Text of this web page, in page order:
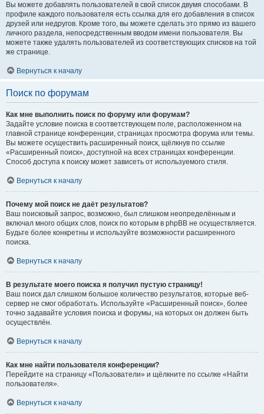
Вы можете добавлять пользователей в свой список двумя способами. В
профиле каждого пользователя есть ссылка для его добавления в список
друзей или недругов. Кроме того, вы можете сделать это прямо из вашего
личного раздела, непосредственным вводом имени пользователя. Вы
можете также удалять пользователей из соответствующих списков на той
же странице.
Вернуться к началу
Поиск по форумам
Как мне выполнить поиск по форуму или форумам?
Задайте условие поиска в соответствующем поле, расположенном на
главной странице конференции, страницах просмотра форума или темы.
Вы можете осуществить расширенный поиск, щёлкнув по ссылке
«Расширенный поиск», доступной на всех страницах конференции.
Способ доступа к поиску может зависеть от используемого стиля.
Вернуться к началу
Почему мой поиск не даёт результатов?
Ваш поисковый запрос, возможно, был слишком неопределённым и
включал много общих слов, поиск по которым в phpBB не осуществляется.
Будьте более конкретны и используйте возможности расширенного
поиска.
Вернуться к началу
В результате моего поиска я получил пустую страницу!
Ваш поиск дал слишком большое количество результатов, которые веб-
сервер не смог обработать. Используйте «Расширенный поиск», более
точно задавайте условия поиска и форумы, на которых он должен быть
осуществлён.
Вернуться к началу
Как мне найти пользователя конференции?
Перейдите на страницу «Пользователи» и щёлкните по ссылке «Найти
пользователя».
Вернуться к началу